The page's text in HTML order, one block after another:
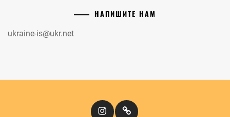
НАПИШИТЕ НАМ
ukraine-is@ukr.net
InstagramКіномандри